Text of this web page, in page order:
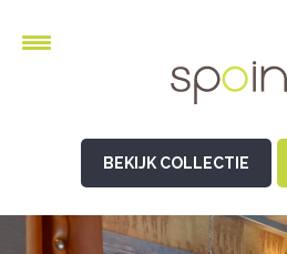
BEKIJK COLLECTIE